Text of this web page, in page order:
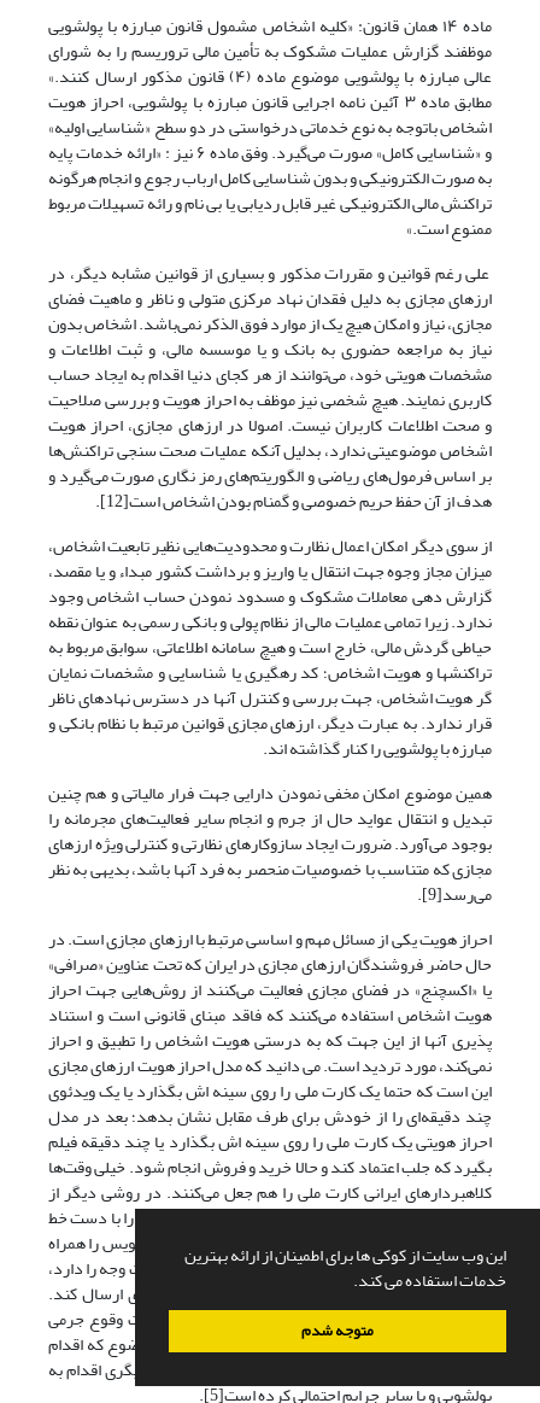
این وب سایت از کوکی ها برای اطمینان از ارائه بهترین
خدمات استفاده می کند.
متوجه شدم
ماده ۱۴ همان قانون: «کلیه اشخاص مشمول قانون مبارزه با پولشویی
موظفند گزارش عملیات مشکوک به تأمین مالی تروریسم را به شورای
عالی مبارزه با پولشویی موضوع ماده (۴) قانون مذکور ارسال کنند.»
مطابق ماده ۳ آئین نامه اجرایی قانون مبارزه با پولشویی، احراز هویت
اشخاص باتوجه به نوع خدماتی درخواستی در دو سطح «شناسایی اولیه»
و «شناسایی کامل» صورت‌ می‌گیرد. وفق ماده ۶ نیز : «ارائه خدمات پایه
به صورت الکترونیکی و بدون شناسایی کامل ارباب رجوع و انجام هرگونه
تراکنش مالی الکترونیکی غیر قابل ردیابی یا بی نام و رائه تسهیلات مربوط
ممنوع است.»
علی رغم قوانین و مقررات مذکور و بسیاری از قوانین مشابه دیگر، در
ارزهای مجازی به دلیل فقدان نهاد مرکزی متولی و ناظر و ماهیت فضای
مجازی، نیاز و امکان هیچ یک از موارد فوق الذکر‌ نمی‌باشد. اشخاص بدون
نیاز به مراجعه حضوری به بانک و یا موسسه مالی، و ثبت اطلاعات و
مشخصات هویتی خود،‌ می‌توانند از هر کجای دنیا اقدام به ایجاد حساب
کاربری نمایند. هیچ شخصی نیز موظف به احراز هویت و بررسی صلاحیت
و صحت اطلاعات کاربران نیست. اصولا در ارزهای مجازی، احراز هویت
اشخاص موضوعیتی ندارد، بدلیل آنکه عملیات صحت سنجی تراکنش‌ها
بر اساس فرمول‌های ریاضی و الگوریتم‌های رمز نگاری صورت‌ می‌گیرد و
هدف از آن حفظ حریم خصوصی و گمنام بودن اشخاص است[12].
از سوی دیگر امکان اعمال نظارت و محدودیت‌هایی نظیر تابعیت اشخاص،
میزان مجاز وجوه جهت انتقال یا واریز و برداشت کشور مبداء و یا مقصد،
گزارش دهی معاملات مشکوک و مسدود نمودن حساب اشخاص وجود
ندارد. زیرا تمامی عملیات مالی از نظام پولی و بانکی رسمی به عنوان نقطه
حیاطی گردش مالی، خارج است و هیچ سامانه اطلاعاتی، سوابق مربوط به
تراکنشها و هویت اشخاص؛ کد رهگیری یا شناسایی و مشخصات نمایان
گر هویت اشخاص، جهت بررسی و کنترل آنها در دسترس نهادهای ناظر
قرار ندارد. به عبارت دیگر، ارزهای مجازی قوانین مرتبط با نظام بانکی و
مبارزه با پولشویی را کنار گذاشته اند.
همین موضوع امکان مخفی نمودن دارایی جهت فرار مالیاتی و هم چنین
تبدیل و انتقال عواید حال از جرم و انجام سایر فعالیت‌های مجرمانه را
بوجود‌ می‌آورد. ضرورت ایجاد سازوکارهای نظارتی و کنترلی ویژه ارزهای
مجازی که متناسب با خصوصیات منحصر به فرد آنها باشد، بدیهی به نظر‌
می‌رسد[9].
احراز هویت یکی از مسائل مهم و اساسی مرتبط با ارزهای مجازی است. در
حال حاضر فروشندگان ارزهای مجازی در ایران که تحت عناوین «صرافی»
یا «اکسچنج» در فضای مجازی فعالیت‌ می‌کنند از روش‌هایی جهت احراز
هویت اشخاص استفاده‌ می‌کنند که فاقد مبنای قانونی است و استناد
پذیری آنها از این جهت که به درستی هویت اشخاص را تطبیق و احراز‌
نمی‌کند، مورد تردید است. می دانید که مدل احراز هویت ارزهای مجازی
این است که حتما یک کارت ملی را روی سینه اش بگذارد یا یک ویدئوی
چند دقیقه‌‌ای را از خودش برای طرف مقابل نشان بدهد؛ بعد در مدل
احراز هویتی یک کارت ملی را روی سینه اش بگذارد یا چند دقیقه فیلم
بگیرد که جلب اعتماد کند و حالا خرید و فروش انجام شود. خیلی وقت‌ها
کلاهبردارهای ایرانی کارت ملی را هم جعل‌ می‌کنند. در روشی دیگر از
خریدار خواسته‌ می‌شود تا متنی که از قبل تهیه شده است را با دست خط
خودش، روی کاغذ بنویسد و امضا کند. سپس متن دست نویس را همراه
با کارت ملی و کارت‌های بانکی که از طریق آنها قصد پرداخت وجه را دارد،
در کنار هم بگذارد و عکس آن را به فروشنده ارز مجازی ارسال کند.
هدف فروشندگان ارزهای مجازی این است که در صورت وقوع جرمی
مانند پولشویی و یا کلاهبرداری، مدارک کافی برای این موضوع که اقدام
لازم جهت احراز هویت اشخاص انجام داده اند و شخص دیگری اقدام به
پولشویی و یا سایر جرایم احتمالی کرده است[5].